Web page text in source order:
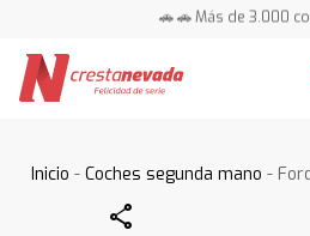
🚗 🚗 Más de 3.000
Inicio -Coches segunda mano -
Share